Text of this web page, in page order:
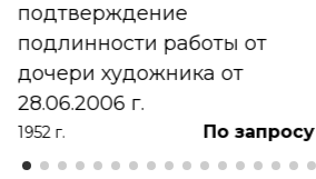
подтверждение
подлинности работы от
дочери художника от
28.06.2006 г.
1952 г. По запросу